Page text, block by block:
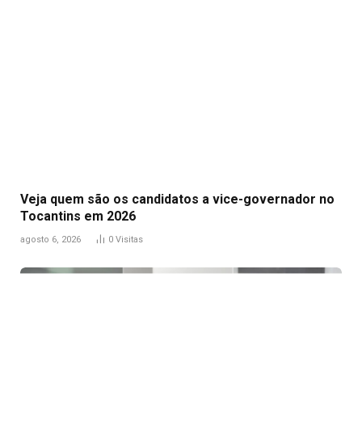
Veja quem são os candidatos a vice-governador no
Tocantins em 2026
agosto 6, 2026 0 Visitas